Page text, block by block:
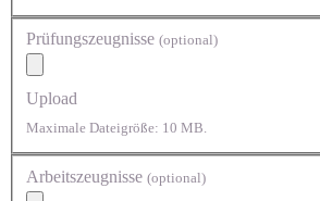
Prüfungszeugnisse (optional)
Upload
Maximale Dateigröße: 10 MB.
Arbeitszeugnisse (optional)